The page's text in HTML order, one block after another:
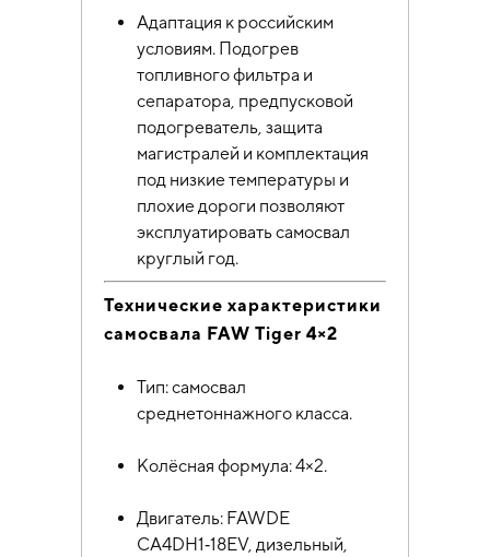
Адаптация к российским
условиям. Подогрев
топливного фильтра и
сепаратора, предпусковой
подогреватель, защита
магистралей и комплектация
под низкие температуры и
плохие дороги позволяют
эксплуатировать самосвал
круглый год.
Технические характеристики
самосвала FAW Tiger 4×2
Тип: самосвал
среднетоннажного класса.
Колёсная формула: 4×2.
Двигатель: FAWDE
CA4DH1‑18EV, дизельный,